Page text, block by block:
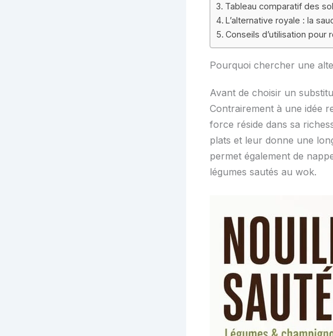
Tableau comparatif des
L’alternative royale : la
Conseils d’utilisation pour
Pourquoi chercher une
Avant de choisir un
Contrairement à une idée
force réside dans sa
plats et leur donne une
permet également de
légumes sautés au wok.